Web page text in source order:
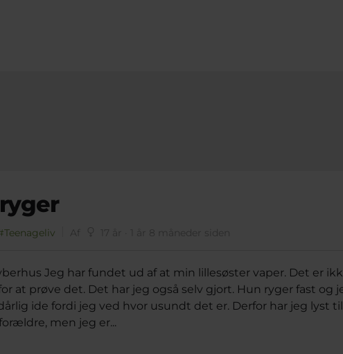
Af 17 år · 1 år 8 måneder siden
Jeg har fundet ud af at min lillesøster vaper. Det er
at prøve det. Det har jeg også selv gjort. Hun ryger fast og
ide fordi jeg ved hvor usundt det er. Derfor har jeg lyst
men jeg er...